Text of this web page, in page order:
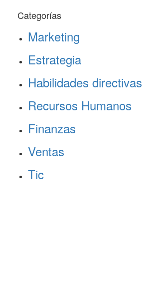
Categorías
Marketing
Estrategia
Habilidades directivas
Recursos Humanos
Finanzas
Ventas
Tic